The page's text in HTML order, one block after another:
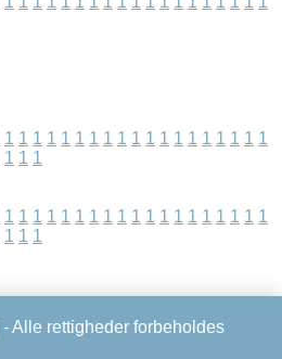
1 1 1 1 1 1 1 1 1 1 1 1 1 1 1 1 1 1 1
1 1 1
1 1 1 1 1 1 1 1 1 1 1 1 1 1 1 1 1 1 1
1 1 1
- Alle rettigheder forbeholdes